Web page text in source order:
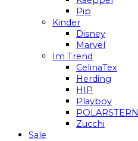
Pip
Kinder
Disney
Marvel
Im Trend
CelinaTex
Herding
HIP
Playboy
POLARSTERN
Zucchi
Sale